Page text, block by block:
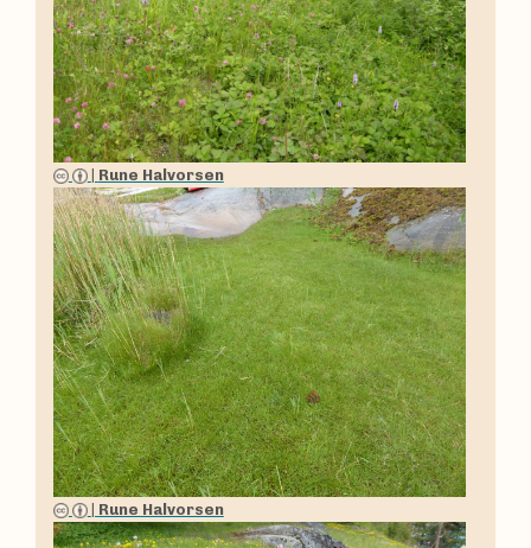
Rune Halvorsen
Rune Halvorsen